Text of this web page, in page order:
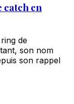
catch en
de
son nom
son rappel